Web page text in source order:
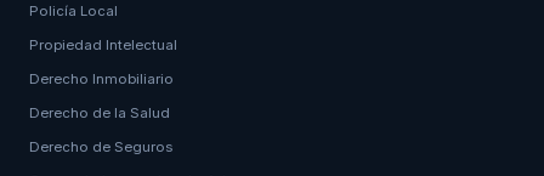
Policía Local
Propiedad Intelectual
Derecho Inmobiliario
Derecho de la Salud
Derecho de Seguros